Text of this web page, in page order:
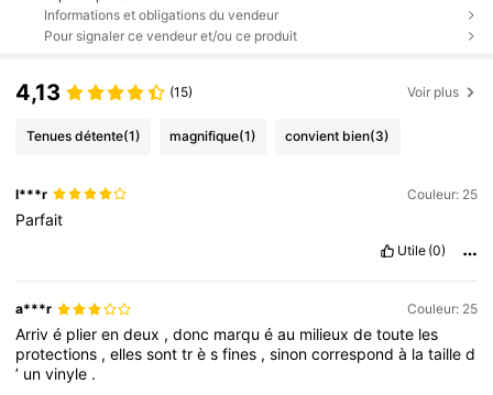
Informations et obligations du vendeur
Pour signaler ce vendeur et/ou ce produit
4,13 (15) Voir plus
Tenues détente(1) magnifique(1) convient bien(3)
l***r Couleur: 25
Parfait
Utile (0)
a***r Couleur: 25
Arrivé plierendeux ,donc marquéau milieuxdetoute les
protections ,ellessonttrèsfines ,sinoncorrespondà latailled
’ unvinyle .